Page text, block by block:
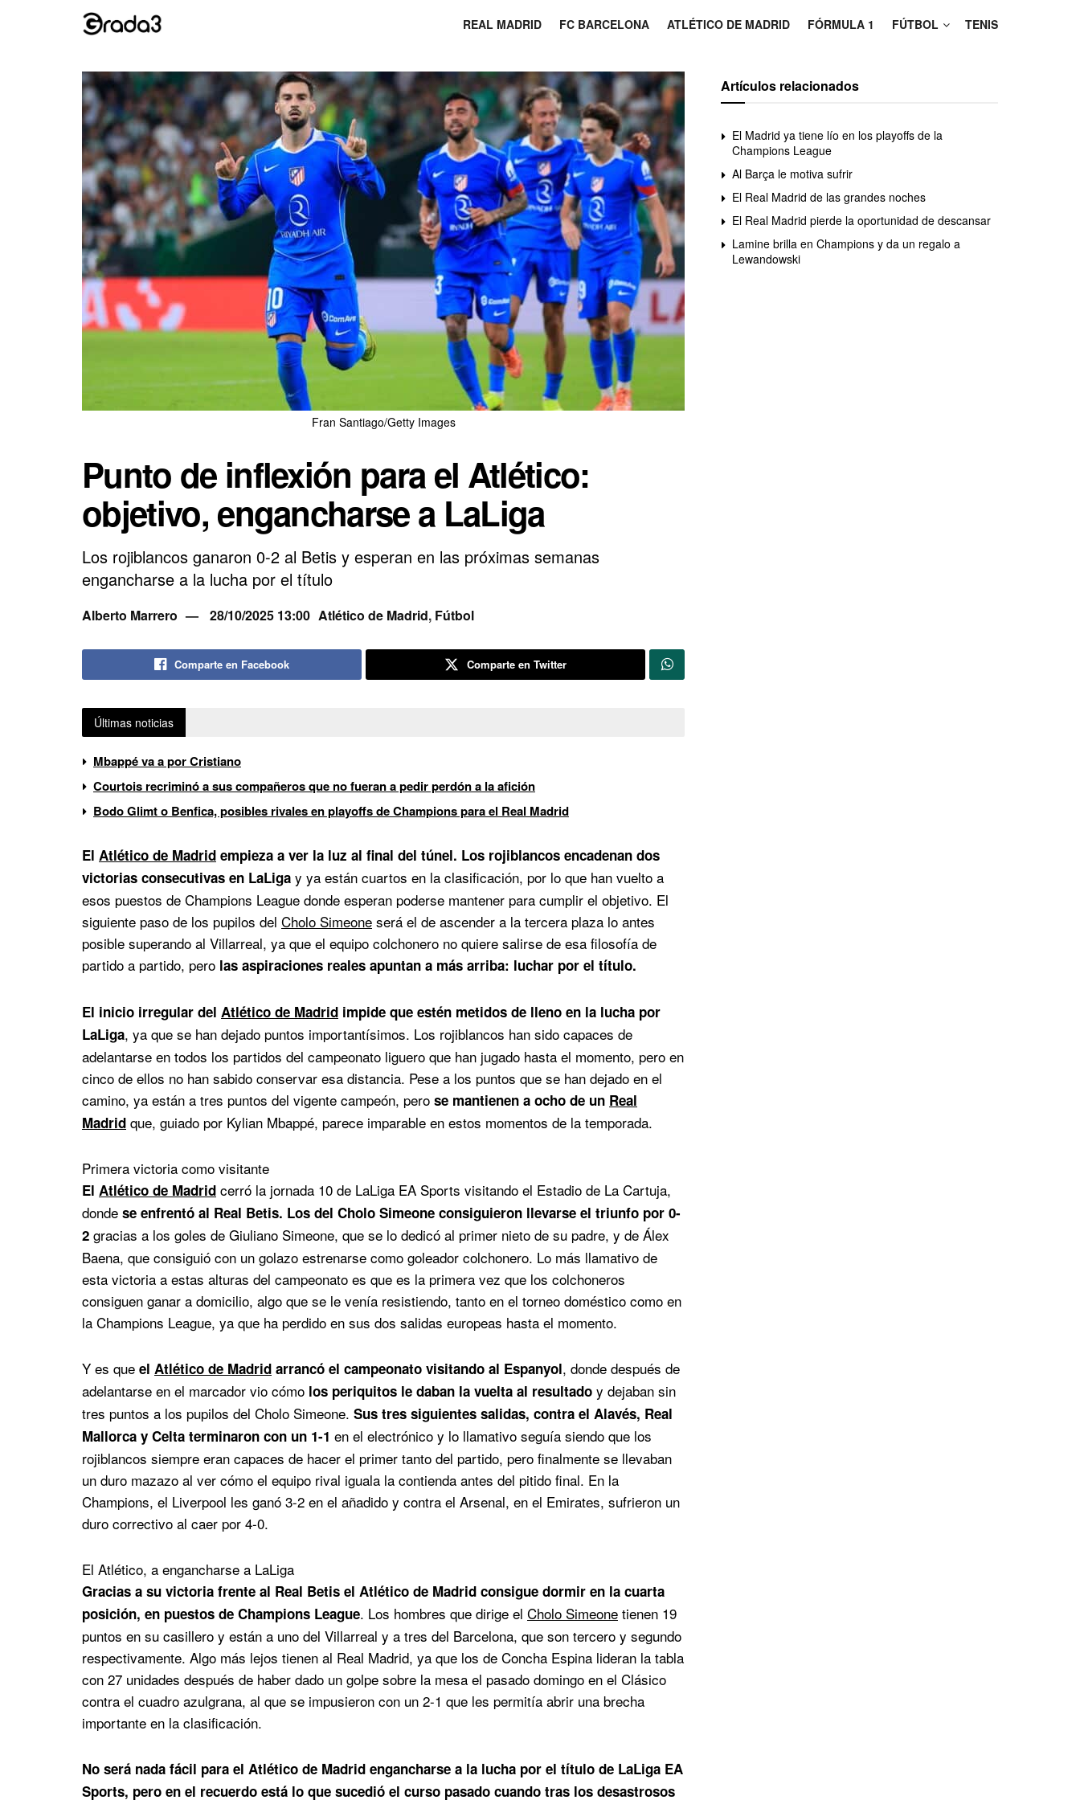
REAL MADRID FC BARCELONA ATLÉTICO DE MADRID FÓRMULA 1 FÚTBOL TENIS
Fran Santiago/Getty Images
Punto de inflexión para el Atlético:
objetivo, engancharse a LaLiga
Los rojiblancos ganaron 0-2 al Betis y esperan en las próximas semanas
engancharse a la lucha por el título
Alberto Marrero 28/10/2025 13:00 Atlético de Madrid, Fútbol
Comparte en Facebook Comparte en Twitter
Últimas noticias
Mbappé va a por Cristiano
Courtois recriminó a sus compañeros que no fueran a pedir perdón a la afición
Bodo Glimt o Benfica, posibles rivales en playoffs de Champions para el Real Madrid
El Atlético de Madrid empieza a ver la luz al final del túnel. Los rojiblancos encadenan dos
victorias consecutivas en LaLiga y ya están cuartos en la clasificación, por lo que han vuelto a
esos puestos de Champions League donde esperan poderse mantener para cumplir el objetivo. El
siguiente paso de los pupilos del Cholo Simeone será el de ascender a la tercera plaza lo antes
posible superando al Villarreal, ya que el equipo colchonero no quiere salirse de esa filosofía de
partido a partido, pero las aspiraciones reales apuntan a más arriba: luchar por el título.
El inicio irregular del Atlético de Madrid impide que estén metidos de lleno en la lucha por
LaLiga, ya que se han dejado puntos importantísimos. Los rojiblancos han sido capaces de
adelantarse en todos los partidos del campeonato liguero que han jugado hasta el momento, pero en
cinco de ellos no han sabido conservar esa distancia. Pese a los puntos que se han dejado en el
camino, ya están a tres puntos del vigente campeón, pero se mantienen a ocho de un Real
Madrid que, guiado por Kylian Mbappé, parece imparable en estos momentos de la temporada.
Primera victoria como visitante
El Atlético de Madrid cerró la jornada 10 de LaLiga EA Sports visitando el Estadio de La Cartuja,
donde se enfrentó al Real Betis. Los del Cholo Simeone consiguieron llevarse el triunfo por 0-
2 gracias a los goles de Giuliano Simeone, que se lo dedicó al primer nieto de su padre, y de Álex
Baena, que consiguió con un golazo estrenarse como goleador colchonero. Lo más llamativo de
esta victoria a estas alturas del campeonato es que es la primera vez que los colchoneros
consiguen ganar a domicilio, algo que se le venía resistiendo, tanto en el torneo doméstico como en
la Champions League, ya que ha perdido en sus dos salidas europeas hasta el momento.
Y es que el Atlético de Madrid arrancó el campeonato visitando al Espanyol, donde después de
adelantarse en el marcador vio cómo los periquitos le daban la vuelta al resultado y dejaban sin
tres puntos a los pupilos del Cholo Simeone. Sus tres siguientes salidas, contra el Alavés, Real
Mallorca y Celta terminaron con un 1-1 en el electrónico y lo llamativo seguía siendo que los
rojiblancos siempre eran capaces de hacer el primer tanto del partido, pero finalmente se llevaban
un duro mazazo al ver cómo el equipo rival iguala la contienda antes del pitido final. En la
Champions, el Liverpool les ganó 3-2 en el añadido y contra el Arsenal, en el Emirates, sufrieron un
duro correctivo al caer por 4-0.
El Atlético, a engancharse a LaLiga
Gracias a su victoria frente al Real Betis el Atlético de Madrid consigue dormir en la cuarta
posición, en puestos de Champions League. Los hombres que dirige el Cholo Simeone tienen 19
puntos en su casillero y están a uno del Villarreal y a tres del Barcelona, que son tercero y segundo
respectivamente. Algo más lejos tienen al Real Madrid, ya que los de Concha Espina lideran la tabla
con 27 unidades después de haber dado un golpe sobre la mesa el pasado domingo en el Clásico
contra el cuadro azulgrana, al que se impusieron con un 2-1 que les permitía abrir una brecha
importante en la clasificación.
No será nada fácil para el Atlético de Madrid engancharse a la lucha por el título de LaLiga EA
Sports, pero en el recuerdo está lo que sucedió el curso pasado cuando tras los desastrosos
Artículos relacionados
El Madrid ya tiene lío en los playoffs de la
Champions League
Al Barça le motiva sufrir
El Real Madrid de las grandes noches
El Real Madrid pierde la oportunidad de descansar
Lamine brilla en Champions y da un regalo a
Lewandowski